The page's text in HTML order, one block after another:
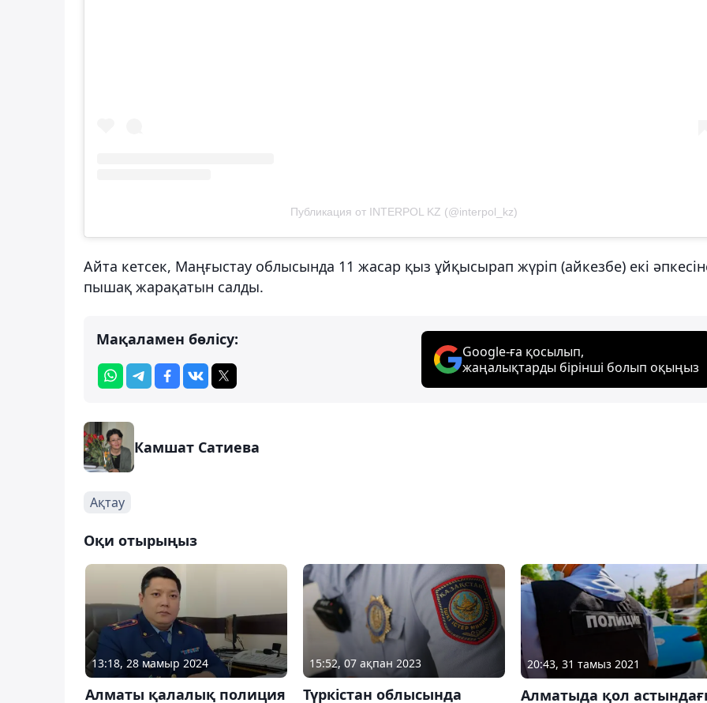
Публикация от INTERPOL KZ (@interpol_kz)
Айта кетсек, Маңғыстау облысында 11 жасар қыз ұйқысырап жүріп (айкезбе) екі
пышақ жарақатын салды.
Мақаламен бөлісу:
Google-ға қосылып,
жаңалықтарды бірінші болып оқыңыз
Камшат Сатиева
Ақтау
Оқи отырыңыз
13:18, 28 мамыр 2024
Алматы қалалық полиция
15:52, 07 ақпан 2023
Түркістан облысында
20:43, 31 тамыз 2021
Алматыда қол